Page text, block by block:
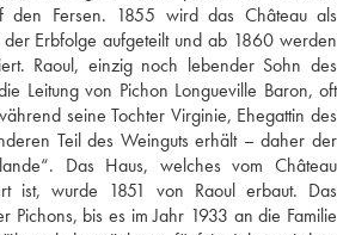
den Fersen. 1855 wird das Château als
Erbfolge aufgeteilt und ab 1860 werden
Raoul, einzig noch lebender Sohn des
Leitung von Pichon Longueville Baron, oft
seine Tochter Virginie, Ehegattin des
Teil des Weinguts erhält – daher der
Das Haus, welches vom Château
ist, wurde 1851 von Raoul erbaut. Das
Pichons, bis es im Jahr 1933 an die Familie